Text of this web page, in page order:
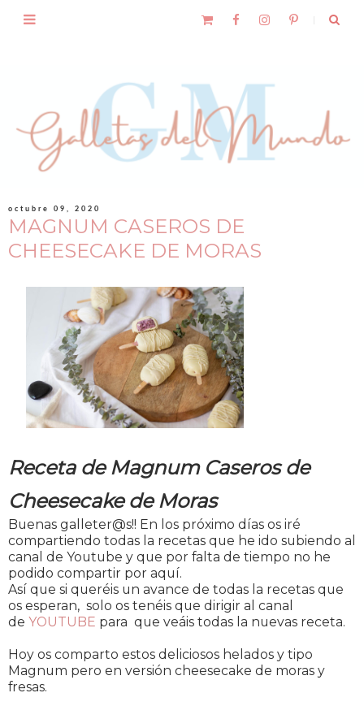
octubre 09, 2020
MAGNUM CASEROS DE
CHEESECAKE DE MORAS
Receta de Magnum Caseros de
Cheesecake de Moras
Buenas galleter@s!! En los próximo días os iré
compartiendo todas la recetas que he ido subiendo al
canal de Youtube y que por falta de tiempo no he
podido compartir por aquí.
Así que si queréis un avance de todas la recetas que
os esperan, solo os tenéis que dirigir al canal
de YOUTUBE para que veáis todas la nuevas receta.
Hoy os comparto estos deliciosos helados y tipo
Magnum pero en versión cheesecake de moras y
fresas.